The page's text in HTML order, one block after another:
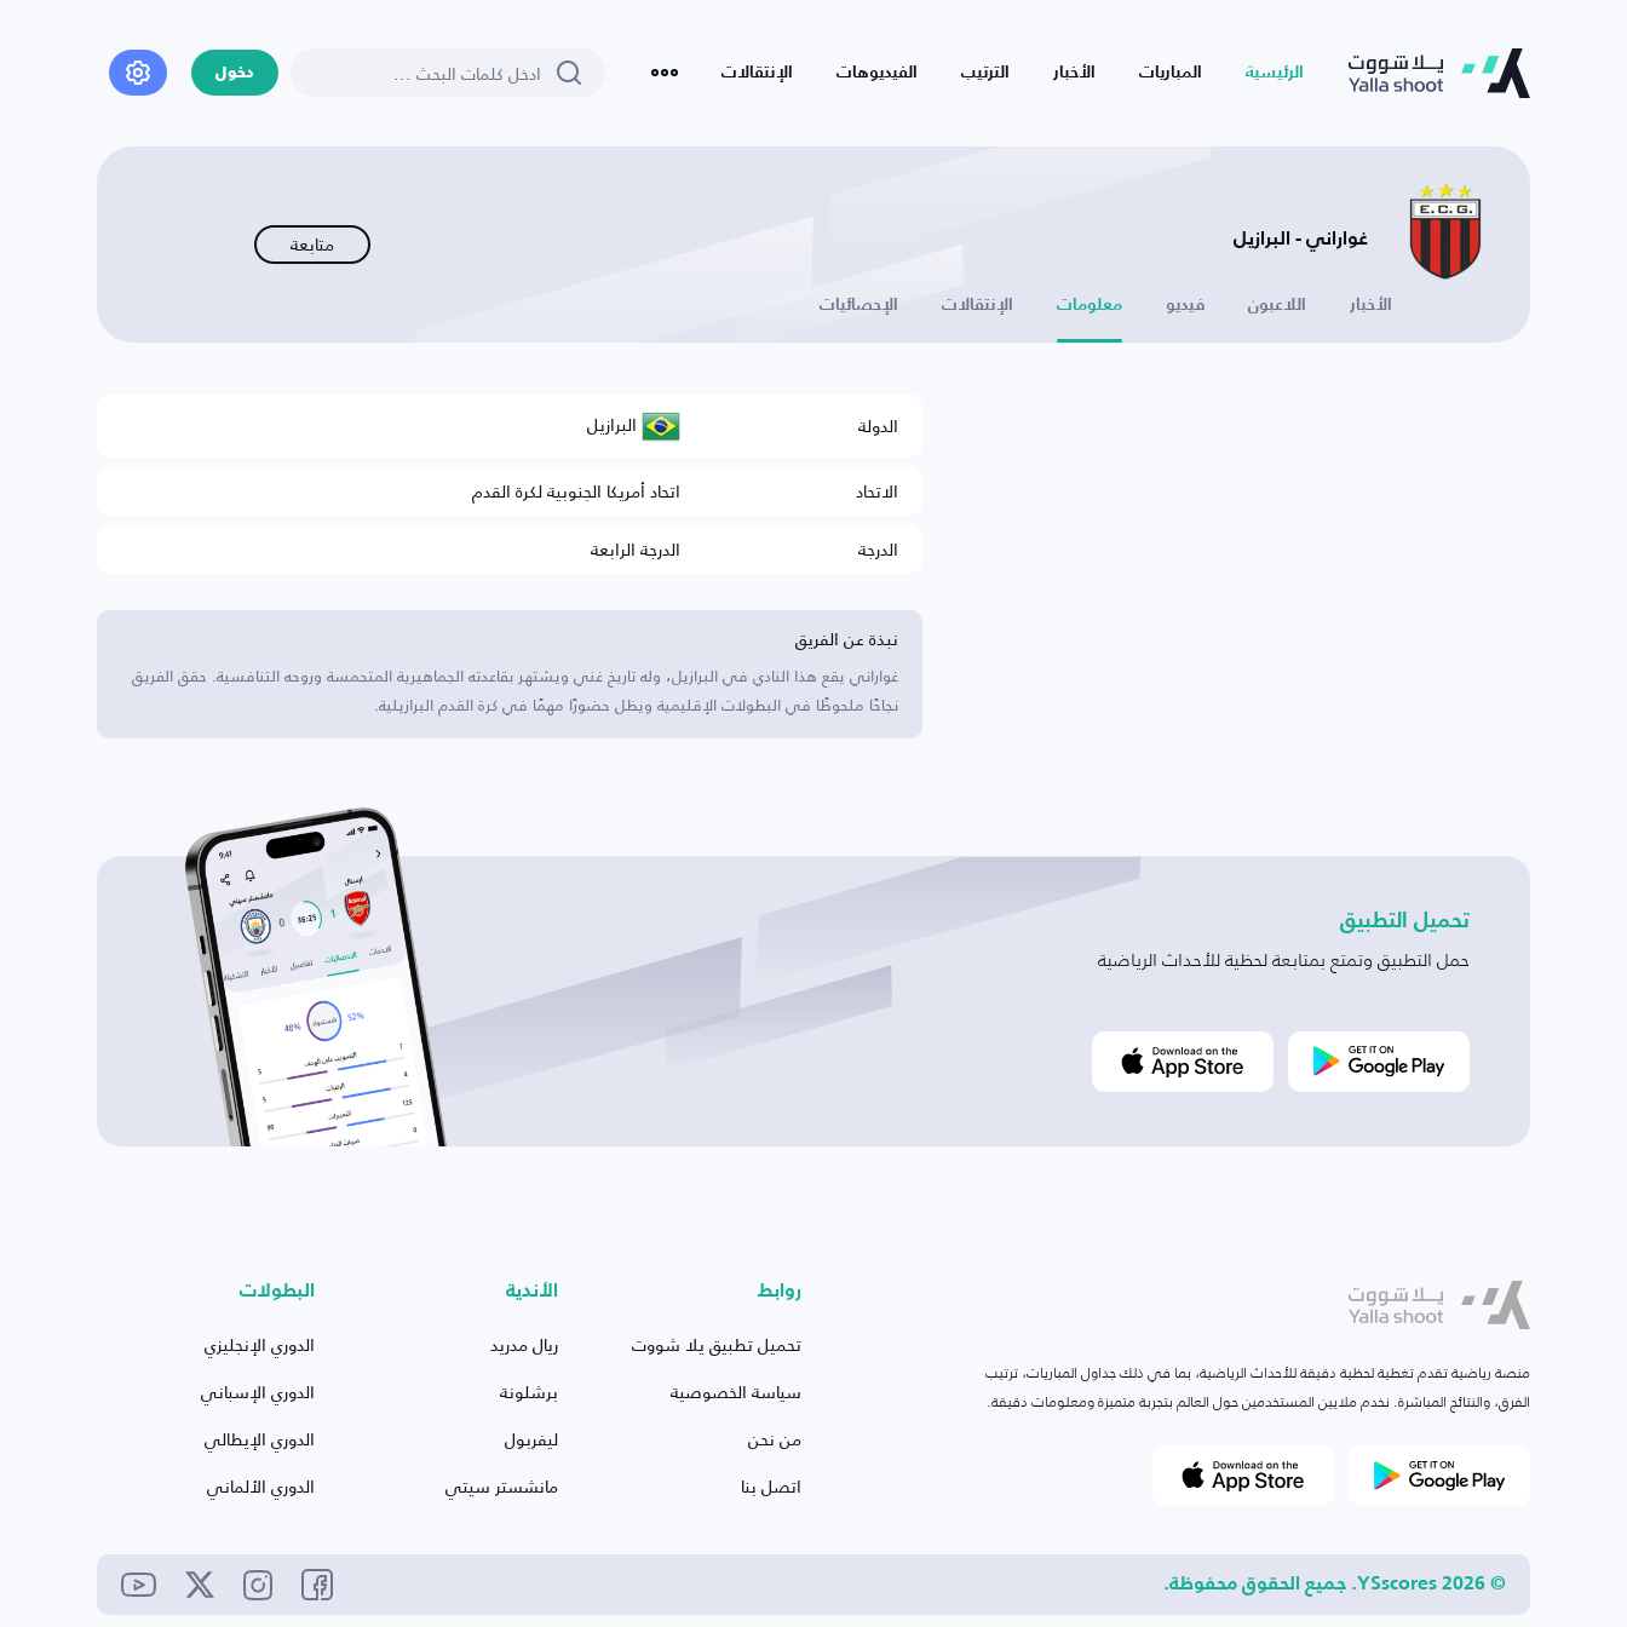
الرئيسية المباريات الأخبار الترتيب الفيديوهات الإنتقالات دخول
غواراني - البرازيل متابعة
الأخبار اللاعبون فيديو معلومات الإنتقالات الإحصائيات
الدولة البرازيل
الاتحاد
اتحاد أمريكا الجنوبية لكرة القدم
الدرجة
الدرجة الرابعة
نبذة عن الفريق
غواراني يقع هذا النادي في البرازيل، وله تاريخ غني ويشتهر بقاعدته الجماهيرية المتحمسة وروحه التنافسية. حقق الفريق
نجاحًا ملحوظًا في البطولات الإقليمية ويظل حضورًا مهمًا في كرة القدم البرازيلية.
تحميل التطبيق
حمل التطبيق وتمتع بمتابعة لحظية للأحداث الرياضية
منصة رياضية تقدم تغطية لحظية دقيقة للأحداث الرياضية، بما في ذلك جداول المباريات، ترتيب
الفرق، والنتائج المباشرة. نخدم ملايين المستخدمين حول العالم بتجربة متميزة ومعلومات دقيقة.
روابط
تحميل تطبيق يلا شووت
سياسة الخصوصية
من نحن
اتصل بنا
الأندية
ريال مدريد
برشلونة
ليفربول
مانشستر سيتي
البطولات
الدوري الإنجليزي
الدوري الإسباني
الدوري الإيطالي
الدوري الألماني
© 2026 YSscores. جميع الحقوق محفوظة.